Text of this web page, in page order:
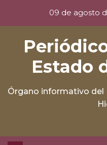
09 de agosto
Estado
Órgano informativo del